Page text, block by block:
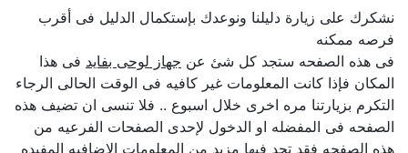
نشكرك على زيارة دليلنا ونوعدك بإستكمال الدليل فى أقرب
فرصه ممكنه
فى هذه الصفحه ستجد كل شئ عنجهاز لوحى بفايدفى هذا
المكان فإذا كانت المعلومات غير كافيه فى الوقت الحالى الرجاء
التكرم بزيارتنا مره اخرى خلال اسبوع .. فلا تنسى ان تضيف هذه
الصفحه فى المفضله او الدخول لإحدى الصفحات الفرعيه من
هذه الصفحه فقد تجد فيها مزيد من المعلومات الإضافيه المفيده